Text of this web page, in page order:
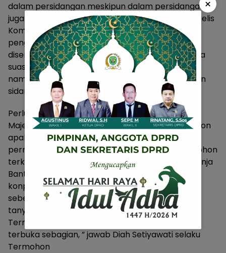
dalam persidangan meskipun dalam persidangan
juga terjadi insiden yang mengagetkan Ketua Majelis
Komisioner atas robohnya pagar Pembatas
pengunjung sidang, yang di tenggarai roboh
disenggol oleh kuasa dari pihak Termohon, hingga
suasana sidang pun sempat terhenti Sementara
namun tetap optimis dan tegas dalam memimpin
sidang hingga selesai,” tandasnya.
Perlu di ketahui pada sidang sebelum nya Ketua
Majelis Komisioner menanyakan kepada Termohon
apakah termohon dapat menjelas Kan terkait
permohonan informasi yang di ajukan oleh pemohon
terkait Laporan Pertanggung jawaban (LPJ) Belanja
Bantuan Langsung Tunai (BLT) TA. 2020 untuk
konpensasi TPST Bantargebang yang terealisasi
sebesar Rp. 67.870.800.000,- coba terangkan ? ”
tanya pimpinan sidang.
Termohon menjawab bahwa informasi tersebut
terbuka sebagian, ” jawab Diah Setiyawati selaku
Termohon
×